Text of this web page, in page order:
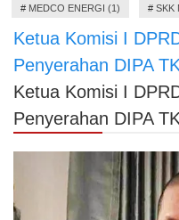
# MEDCO ENERGI (1) # SKK
Ketua Komisi I
Penyerahan DIPA
Ketua Komisi I
Penyerahan DIPA